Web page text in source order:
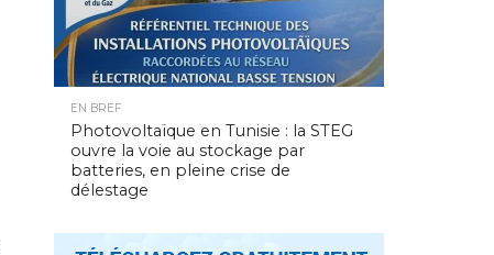
EN BREF
Photovoltaïque en Tunisie : la STEG
ouvre la voie au stockage par
batteries, en pleine crise de
délestage